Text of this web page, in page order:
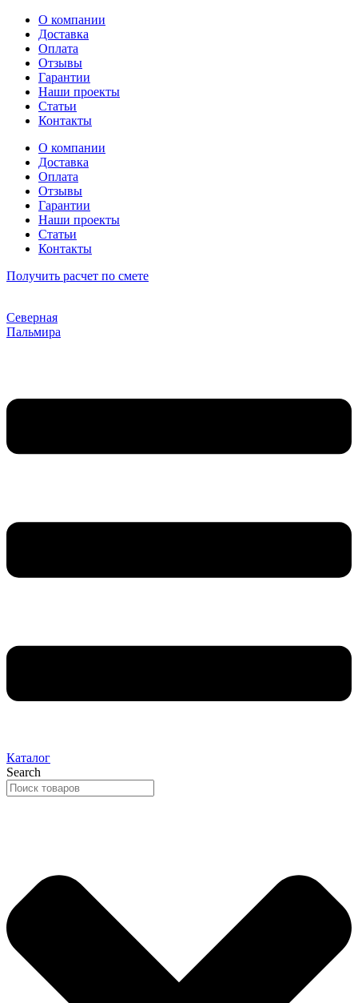
Перейти
содержимому
О компании
Доставка
Оплата
Отзывы
Гарантии
Наши проекты
Статьи
Контакты
О компании
Доставка
Оплата
Отзывы
Гарантии
Наши проекты
Статьи
Контакты
Получить расчет по смете
Северная
Пальмира
Каталог
Search